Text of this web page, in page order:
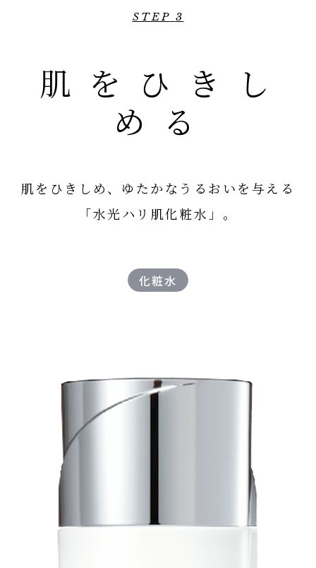
STEP 3
肌をひきし
める
肌をひきしめ、 ゆたかなうるおいを与える
「水光ハリ肌化粧水」。
化粧水